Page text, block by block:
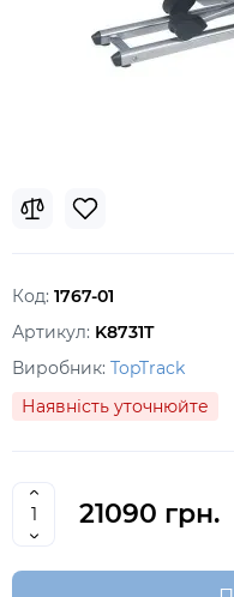
Код: 1767-01
Артикул: K8731T
Виробник: TopTrack
Наявність уточнюйте
21090 грн.